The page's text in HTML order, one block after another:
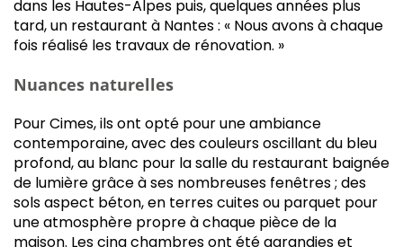
dans les Hautes-Alpes puis, quelques années plus
tard, un restaurant à Nantes : « Nous avons à chaque
fois réalisé les travaux de rénovation. »
Nuances naturelles
Pour Cimes, ils ont opté pour une ambiance
contemporaine, avec des couleurs oscillant du bleu
profond, au blanc pour la salle du restaurant baignée
de lumière grâce à ses nombreuses fenêtres ; des
sols aspect béton, en terres cuites ou parquet pour
une atmosphère propre à chaque pièce de la
maison. Les cinq chambres ont été agrandies et